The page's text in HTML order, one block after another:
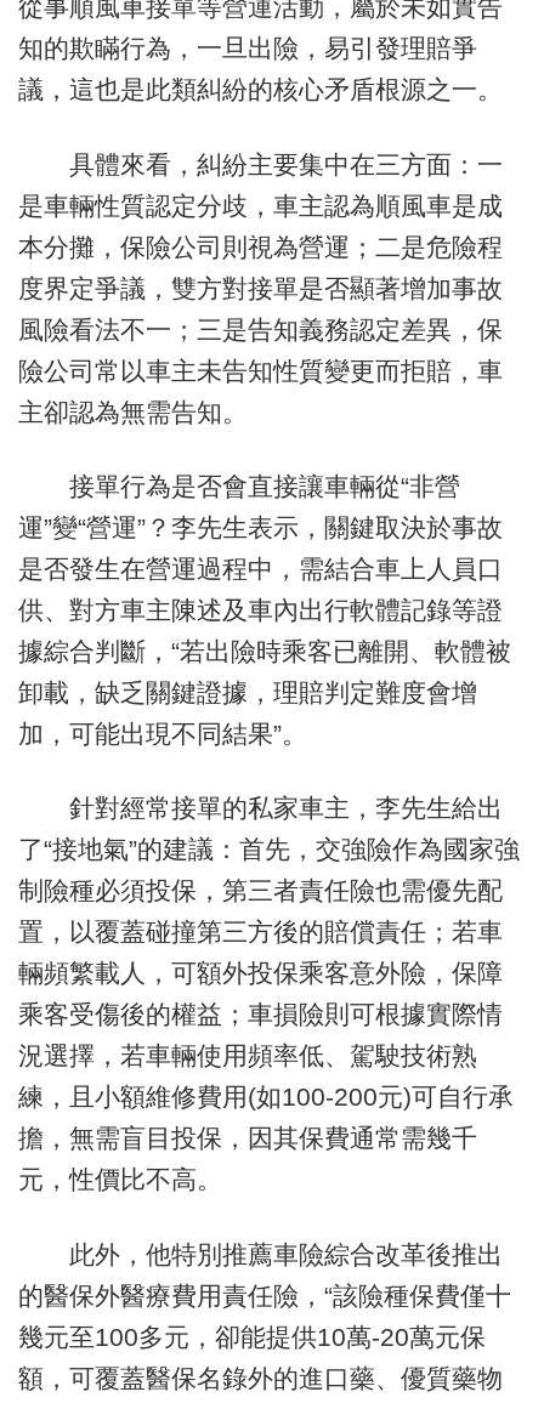
從事順風車接單等營運活動，屬於未如實告
知的欺瞞行為，一旦出險，易引發理賠爭
議，這也是此類糾紛的核心矛盾根源之一。
具體來看，糾紛主要集中在三方面：一
是車輛性質認定分歧，車主認為順風車是成
本分攤，保險公司則視為營運；二是危險程
度界定爭議，雙方對接單是否顯著增加事故
風險看法不一；三是告知義務認定差異，保
險公司常以車主未告知性質變更而拒賠，車
主卻認為無需告知。
接單行為是否會直接讓車輛從“非營
運”變“營運”？李先生表示，關鍵取決於事故
是否發生在營運過程中，需結合車上人員口
供、對方車主陳述及車內出行軟體記錄等證
據綜合判斷，“若出險時乘客已離開、軟體被
卸載，缺乏關鍵證據，理賠判定難度會增
加，可能出現不同結果”。
針對經常接單的私家車主，李先生給出
了“接地氣”的建議：首先，交強險作為國家強
制險種必須投保，第三者責任險也需優先配
置，以覆蓋碰撞第三方後的賠償責任；若車
輛頻繁載人，可額外投保乘客意外險，保障
乘客受傷後的權益；車損險則可根據實際情
況選擇，若車輛使用頻率低、駕駛技術熟
練，且小額維修費用(如100-200元)可自行承
擔，無需盲目投保，因其保費通常需幾千
元，性價比不高。
此外，他特別推薦車險綜合改革後推出
的醫保外醫療費用責任險，“該險種保費僅十
幾元至100多元，卻能提供10萬-20萬元保
額，可覆蓋醫保名錄外的進口藥、優質藥物